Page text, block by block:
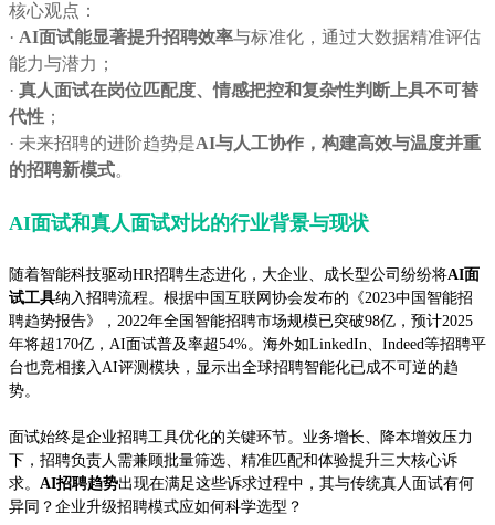
核心观点：
· AI面试能显著提升招聘效率与标准化，通过大数据精准评估
能力与潜力；
· 真人面试在岗位匹配度、情感把控和复杂性判断上具不可替
代性 ；
· 未来招聘的进阶趋势是AI与人工协作，构建高效与温度并重
的招聘新模式。
AI面试和真人面试对比的行业背景与现状
随着智能科技驱动HR招聘生态进化，大企业、成长型公司纷纷将AI面
试工具纳入招聘流程。根据中国互联网协会发布的《2023中国智能招
聘趋势报告》，2022年全国智能招聘市场规模已突破98亿，预计2025
年将超170亿，AI面试普及率超54%。海外如LinkedIn、Indeed等招聘平
台也竞相接入AI评测模块，显示出全球招聘智能化已成不可逆的趋
势。
面试始终是企业招聘工具优化的关键环节。业务增长、降本增效压力
下，招聘负责人需兼顾批量筛选、精准匹配和体验提升三大核心诉
求。 AI招聘趋势出现在满足这些诉求过程中，其与传统真人面试有何
异同？企业升级招聘模式应如何科学选型？